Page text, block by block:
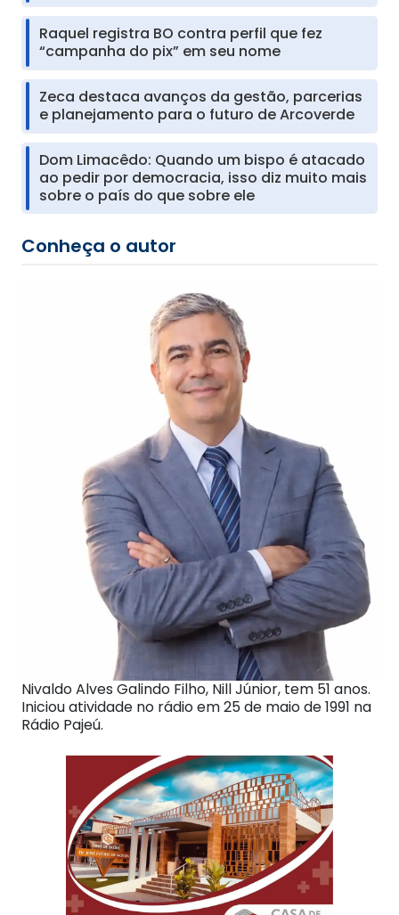
Raquel registra BO contra perfil que fez
“campanha do pix” em seu nome
Zeca destaca avanços da gestão, parcerias
e planejamento para o futuro de Arcoverde
Dom Limacêdo: Quando um bispo é atacado
ao pedir por democracia, isso diz muito mais
sobre o país do que sobre ele
Conheça o autor
Nivaldo Alves Galindo Filho, Nill Júnior, tem 51 anos.
Iniciou atividade no rádio em 25 de maio de 1991 na
Rádio Pajeú.